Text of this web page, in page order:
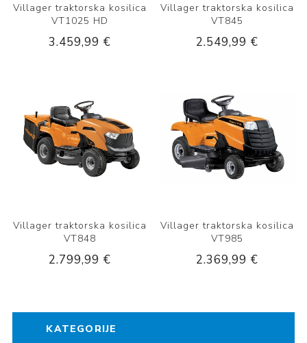
Villager traktorska kosilica
VT1025 HD
3.459,99 €
Villager traktorska kosilica
VT845
2.549,99 €
Villager traktorska kosilica
VT848
2.799,99 €
Villager traktorska kosilica
VT985
2.369,99 €
KATEGORIJE